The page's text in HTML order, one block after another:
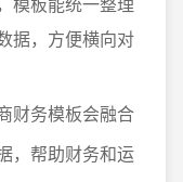
据，方便横向对
财务模板会融合
，帮助财务和运